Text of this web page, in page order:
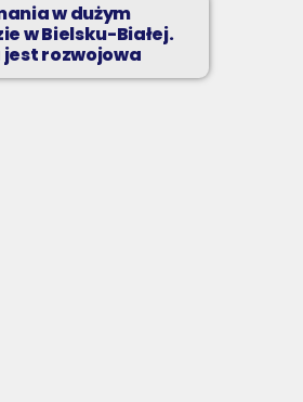
w dużym
w Bielsku-Białej.
jest rozwojowa